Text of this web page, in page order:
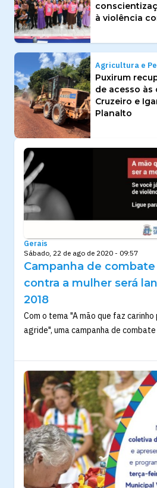
à violência
Agricultura e
Puxirum
de acesso
Cruzeiro e
Planalto
Gerais
Sábado, 22 de ago de 2020 - 09:57
Campanha de combate
contra a mulher será
2018
Com o tema "A mão que faz
agride", uma campanha de combate